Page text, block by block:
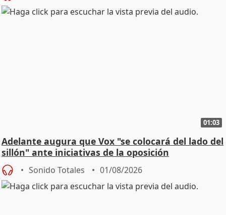
01:03
Adelante augura que Vox "se colocará del lado del
sillón" ante iniciativas de la oposición
Sonido Totales 01/08/2026